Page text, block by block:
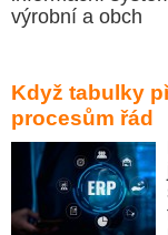
výrobní a obch
Když tabulky
procesům řád